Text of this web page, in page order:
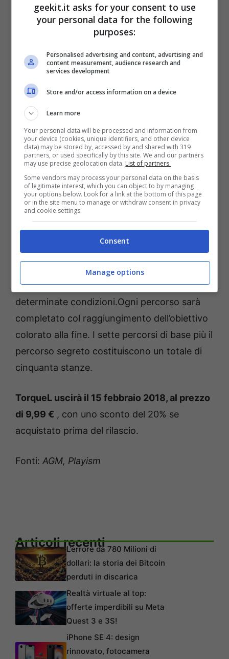
noto per aver realizzato brani perRidge
Racer e Tekken, è stato ridisegnato per
adattarsi perfettamente ai nuovi movimenti di
TorqueL. Ora, il gioco supporta ancherumori
full HD
, permettendo al giocatore di capire la
direzione in cui la scatola si estende
attraverso la vibrazione. In alcuni casi non
basta semplicemente far rotolare o allungare
la scatola, ma bisogna trovare la giusta
combinazione tra rotolamento e
allungamento per superare o saltare gli
ostacoli. Per avanzare nel gioco, il giocatore
deve muovere la scatola verso l’obiettivo
presente in ogni stanza. Esistono stanze con
diversi obiettivi e a seconda dell’obiettivo
raggiunto il gioco si diramerà su sette
percorsi diversi. Inoltre, esiste anche un
ulteriore percorso segreto, sbloccabile solo a
determinate condizioni.Ogni percorso sarà
completato col raggiungimento dell’obiettivo
colorato alla fine. I sette percorsi di base più il
percorso segreto costituiscono un totale di
cinquanta stanze.
TorqueL uscirà il 15 febbraio 2018, al prezzo
di 9,99 € , con uno sconto del 20% se
acquistato prima del rilascio.
Fonti: AGM, Playism
Articoli recentiL’errore da 780 Milioni di
dollari: la storia dei Bitcoin
perduti in discarica
Realtà virtuale al top:
offerte imperdibili su Meta
Quest 3 e 3S!
iPhone SE 4: design
rinnovato, fotocamera
geekit.it asks for your consent to use
your personal data for the following
purposes:
Personalised advertising and content, advertising and
content measurement, audience research and
services development
Store and/or access information on a device
Learn more
Your personal data will be processed and information from
your device (cookies, unique identifiers, and other device
data) may be stored by, accessed by and shared with 319
partners, or used specifically by this site. We and our partners
may use precise geolocation data. List of partners.
Some vendors may process your personal data on the basis
of legitimate interest, which you can object to by managing
your options below. Look for a link at the bottom of this page
or in the site menu to manage or withdraw consent in privacy
and cookie settings.
Consent
Manage options